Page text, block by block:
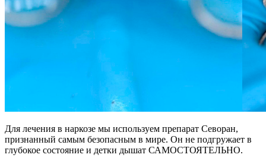
Для лечения в наркозе мы используем препарат Севоран,
признанный самым безопасным в мире. Он не подгружает в
глубокое состояние и детки дышат САМОСТОЯТЕЛЬНО.